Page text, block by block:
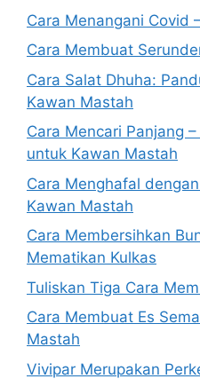
Cara Menangani Covid
Cara Membuat
Cara Salat Dhuha:
Kawan Mastah
Cara Mencari Panjang
untuk Kawan Mastah
Cara Menghafal
Kawan Mastah
Cara Membersihkan
Mematikan Kulkas
Tuliskan Tiga Cara
Cara Membuat Es
Mastah
Vivipar Merupakan